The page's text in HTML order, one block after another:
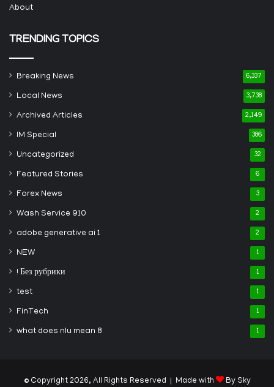
About
TRENDING TOPICS
Breaking News 6,337
Local News 3,738
Archived Articles 2,149
IM Special 386
Uncategorized 32
Featured Stories 6
Forex News 3
Wash Service 910 2
adobe generative ai 1 2
NEW 1
! Без рубрики 1
test 1
FinTech 1
what does nlu mean 8 1
© Copyright 2026, All Rights Reserved | Made with By Sky